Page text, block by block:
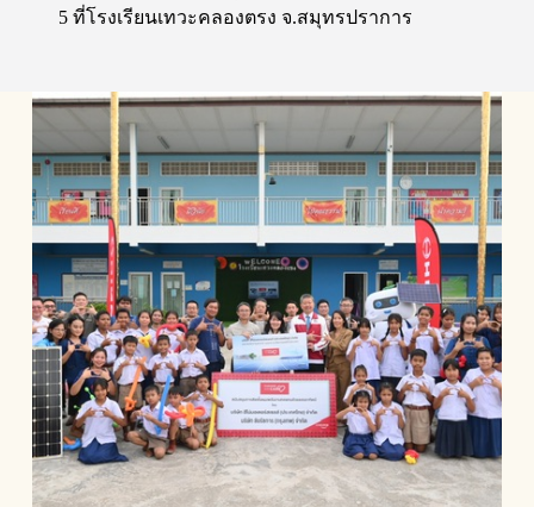
5 ที่โรงเรียนเทวะคลองตรง จ.สมุทรปราการ